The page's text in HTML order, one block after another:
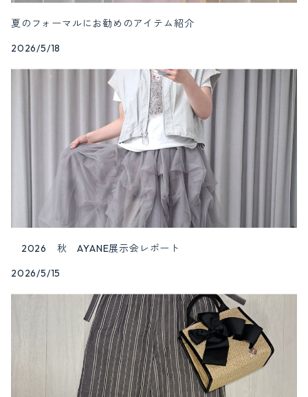
夏のフォーマルにお勧めのアイテム紹介
2026/5/18
2026 秋 AYANE展示会レポート
2026/5/15